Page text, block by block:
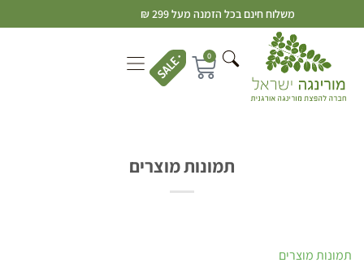
משלוח חינם בכל הזמנה מעל 299 ₪
0
תמונות מוצרים
תמונות מוצרים